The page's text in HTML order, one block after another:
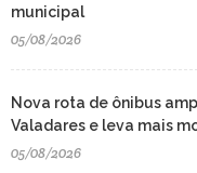
municipal
05/08/2026
Nova rota de ônibus
Valadares e leva mais
05/08/2026